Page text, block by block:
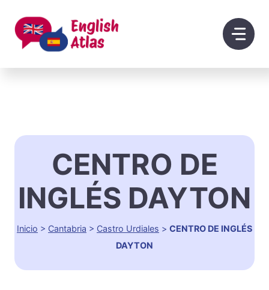
contenido
CENTRO DE
INGLÉS DAYTON
Inicio > Cantabria > Castro Urdiales > CENTRO DE INGLÉS
DAYTON